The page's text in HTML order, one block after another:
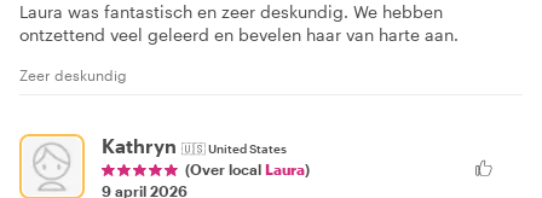
Laura was fantastisch en zeer deskundig. We hebben
ontzettend veel geleerd en bevelen haar van harte aan.
Zeer deskundig
Kathryn 🇺🇸United States
(Over local Laura)
9 april 2026